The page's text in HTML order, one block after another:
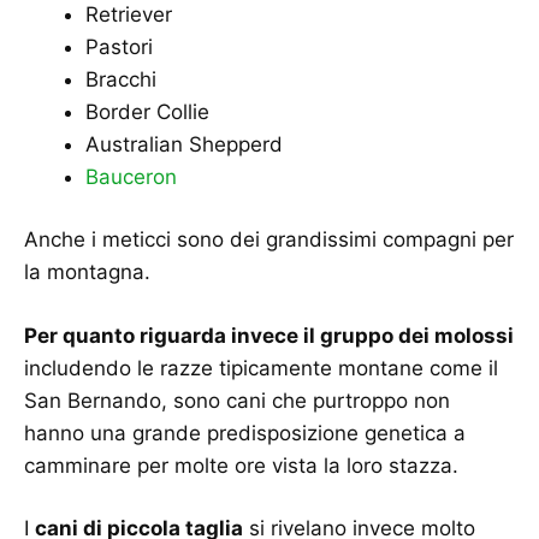
Retriever
Pastori
Bracchi
Border Collie
Australian Shepperd
Bauceron
Anche i meticci sono dei grandissimi compagni per
la montagna.
Per quanto riguarda invece il gruppo dei molossi
includendo le razze tipicamente montane come il
San Bernando, sono cani che purtroppo non
hanno una grande predisposizione genetica a
camminare per molte ore vista la loro stazza.
I cani di piccola taglia si rivelano invece molto